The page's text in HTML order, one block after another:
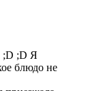
;D ;D Я
блюдо не